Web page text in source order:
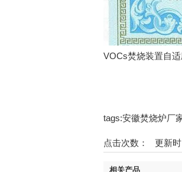
VOCs焚烧装置自
tags:安徽焚烧炉厂
点击次数： 更新
相关产品